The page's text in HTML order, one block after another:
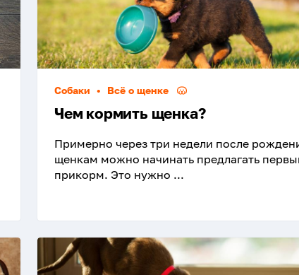
Собаки • Всё о щенке
Чем кормить щенка?
Примерно через три недели после
щенкам можно начинать предлагать
прикорм. Это нужно ...